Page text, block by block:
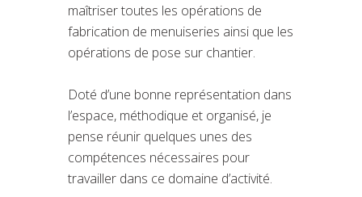
maîtriser toutes les opérations de
fabrication de menuiseries ainsi que les
opérations de pose sur chantier.
Doté d’une bonne représentation dans
l’espace, méthodique et organisé, je
pense réunir quelques unes des
compétences nécessaires pour
travailler dans ce domaine d’activité.